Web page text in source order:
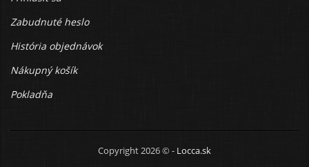
Zabudnuté heslo
História objednávok
Nákupný košík
Pokladňa
Copyright 2026 © - Locca.sk